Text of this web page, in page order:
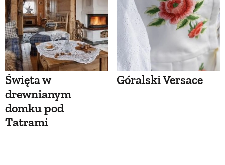
Święta w
drewnianym
domku pod
Tatrami
Góralski Versace